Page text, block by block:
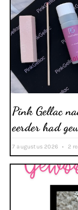
Pink Gellac
eerder had
7 augustus 2026 2